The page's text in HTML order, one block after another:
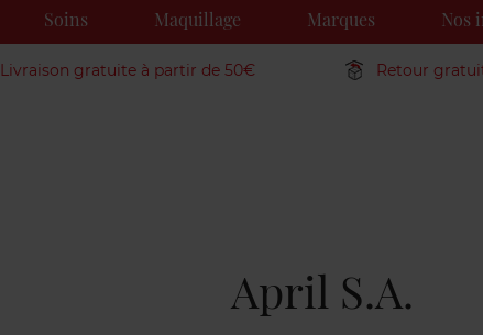
Soins Maquillage Marques Nos
Livraison gratuite à partir de 50€ Retour
April S.A.